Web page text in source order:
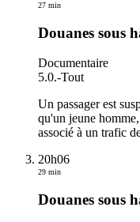
27 min
Douanes sous
Documentaire
5.0.-Tout
Un passager est
qu'un jeune
associé à un trafic
20h06
29 min
Douanes sous